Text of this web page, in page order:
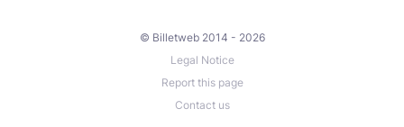
© Billetweb 2014 - 2026
Legal Notice
Report this page
Contact us